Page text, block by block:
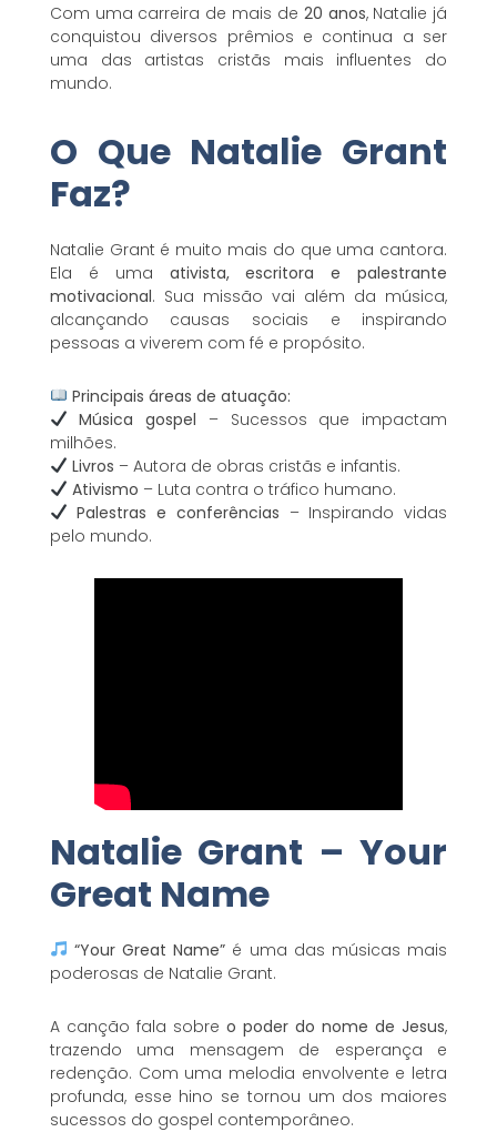
Com uma carreira de mais de 20 anos, Natalie já
conquistou diversos prêmios e continua a ser
uma das artistas cristãs mais influentes do
mundo.
O Que Natalie Grant
Faz?
Natalie Grant é muito mais do que uma cantora.
Ela é uma ativista, escritora e palestrante
motivacional. Sua missão vai além da música,
alcançando causas sociais e inspirando
pessoas a viverem com fé e propósito.
Principais áreas de atuação:
Música gospel – Sucessos que impactam
milhões.
Livros – Autora de obras cristãs e infantis.
Ativismo – Luta contra o tráfico humano.
Palestras e conferências – Inspirando vidas
pelo mundo.
Natalie Grant – Your
Great Name
“Your Great Name” é uma das músicas mais
poderosas de Natalie Grant.
A canção fala sobre o poder do nome de Jesus,
trazendo uma mensagem de esperança e
redenção. Com uma melodia envolvente e letra
profunda, esse hino se tornou um dos maiores
sucessos do gospel contemporâneo.